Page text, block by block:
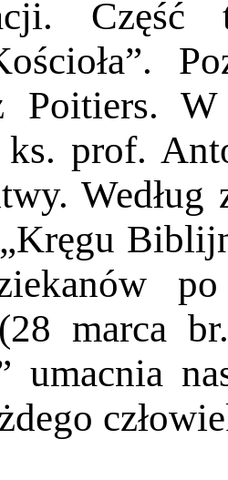
Poitiers. W
prof.
marca
umacnia